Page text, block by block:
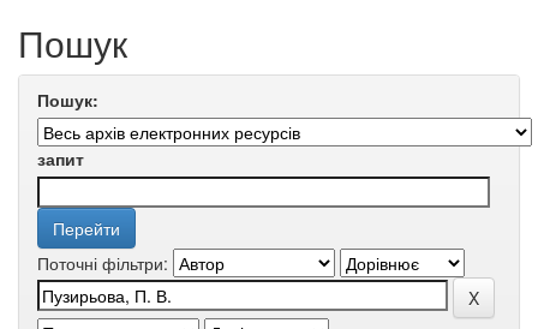
Пошук
Пошук:
запит
Поточні фільтри: